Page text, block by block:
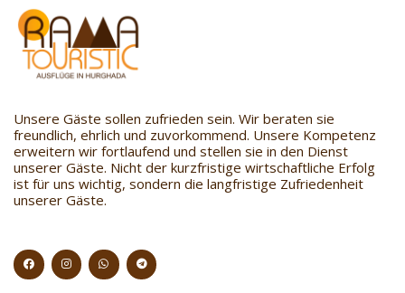
Unsere Gäste sollen zufrieden sein. Wir beraten sie
freundlich, ehrlich und zuvorkommend. Unsere Kompetenz
erweitern wir fortlaufend und stellen sie in den Dienst
unserer Gäste. Nicht der kurzfristige wirtschaftliche Erfolg
ist für uns wichtig, sondern die langfristige Zufriedenheit
unserer Gäste.